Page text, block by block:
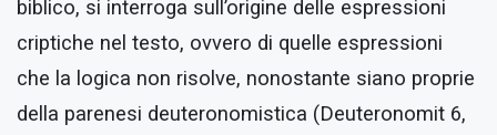
biblico, si interroga sull’origine delle espressioni
criptiche nel testo, ovvero di quelle espressioni
che la logica non risolve, nonostante siano proprie
della parenesi deuteronomistica (Deuteronomit 6,